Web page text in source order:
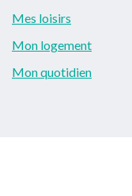
Mes loisirs
Mon logement
Mon quotidien